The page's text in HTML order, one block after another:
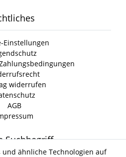
Einstellungen
widerrufen
AGB
Suchbegriff
und ähnliche Technologien auf